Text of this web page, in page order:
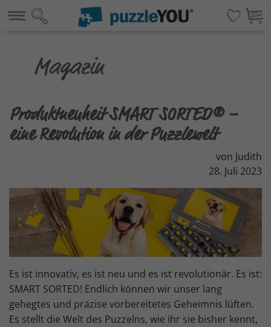
Produktneuheit SMART SORTED® –
eine Revolution in der Puzzlewelt
von Judith
28. Juli 2023
Es ist innovativ, es ist neu und es ist revolutionär. Es ist:
SMART SORTED! Endlich können wir unser lang
gehegtes und präzise vorbereitetes Geheimnis lüften.
Es stellt die Welt des Puzzelns, wie ihr sie bisher kennt,